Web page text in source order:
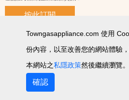
按此訂閱
使用條款及細則 私隱政策聲明
個人
Towngasappliance.com 使用
份內容，以至改善您的網站體驗
本網站之私隱政策然後繼續瀏覽。
確認